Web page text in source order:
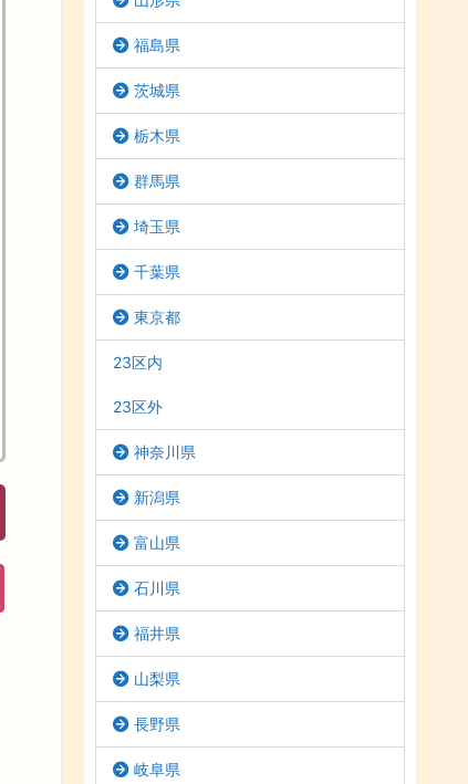
福島県
茨城県
栃木県
群馬県
埼玉県
千葉県
東京都
23区内
23区外
神奈川県
新潟県
富山県
石川県
福井県
山梨県
長野県
岐阜県